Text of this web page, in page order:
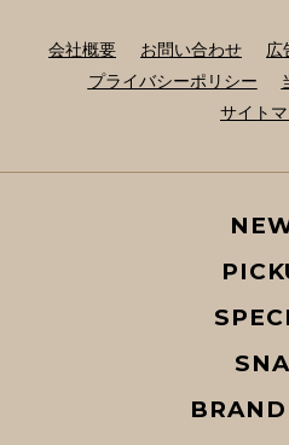
会社概要 お問い合わせ 広
プライバシーポリシー
サイト